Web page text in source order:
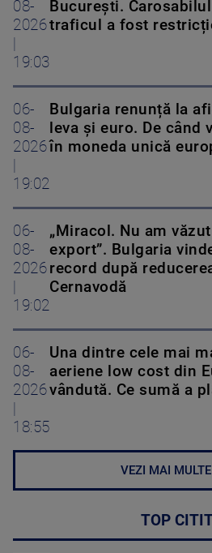
08-
2026
19:03
București.
traficul a fost
06-
08-
2026
19:02
Bulgaria renunță la
leva și euro. De
în moneda unică
06-
08-
2026
19:02
„Miracol. Nu am
export”. Bulgaria
record după
Cernavodă
06-
08-
2026
18:55
Una dintre cele mai
aeriene low cost din
vândută. Ce sumă a
VEZI MAI
TOP